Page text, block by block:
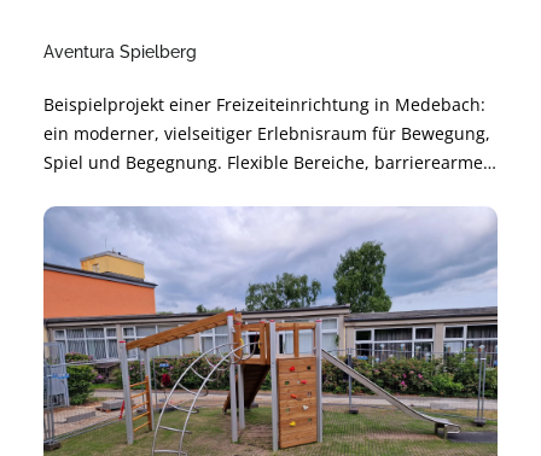
Aventura Spielberg
Beispielprojekt einer Freizeiteinrichtung in Medebach:
ein moderner, vielseitiger Erlebnisraum für Bewegung,
Spiel und Begegnung. Flexible Bereiche, barrierearme
sichere Nutzung und angenehme Atmosphäre.
Nachhaltig geplant und modular erweiterbar – für
langfristige Freude und hohe Alltagstauglichkeit.